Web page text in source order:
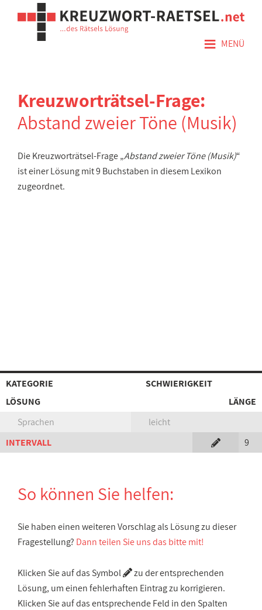
≡ MENÜ
Kreuzworträtsel-Frage:
Abstand zweier Töne (Musik)
Die Kreuzworträtsel-Frage „Abstand zweier Töne (Musik)“
ist einer Lösung mit 9 Buchstaben in diesem Lexikon
zugeordnet.
KATEGORIE
SCHWIERIGKEIT
LÖSUNG
LÄNGE
Sprachen
leicht
INTERVALL
9
So können Sie helfen:
Sie haben einen weiteren Vorschlag als Lösung zu dieser
Fragestellung? Dann teilen Sie uns das bitte mit!
Klicken Sie auf das Symbol
zu der entsprechenden
Lösung, um einen fehlerhaften Eintrag zu korrigieren.
Klicken Sie auf das entsprechende Feld in den Spalten